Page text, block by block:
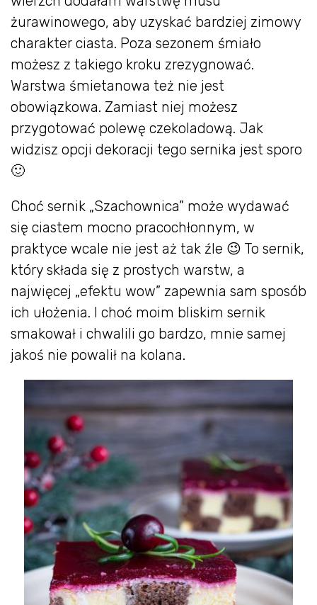
żurawinowego, aby uzyskać bardziej zimowy
charakter ciasta. Poza sezonem śmiało
możesz z takiego kroku zrezygnować.
Warstwa śmietanowa też nie jest
obowiązkowa. Zamiast niej możesz
przygotować polewę czekoladową. Jak
widzisz opcji dekoracji tego sernika jest sporo
🙂
Choć sernik „Szachownica” może wydawać
się ciastem mocno pracochłonnym, w
praktyce wcale nie jest aż tak źle 😉 To sernik,
który składa się z prostych warstw, a
najwięcej „efektu wow” zapewnia sam sposób
ich ułożenia. I choć moim bliskim sernik
smakował i chwalili go bardzo, mnie samej
jakoś nie powalił na kolana.